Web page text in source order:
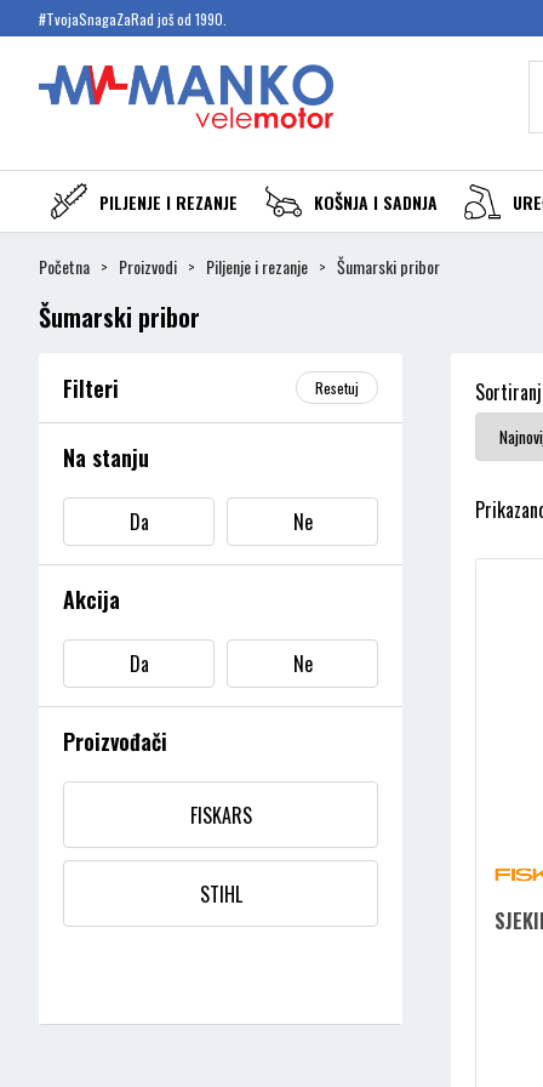
#TvojaSnagaZaRad još od 1990.
PILJENJE I REZANJE KOŠNJA I SADNJA
Početna Proizvodi Piljenje i rezanje Šumarski pribor
Šumarski pribor
Filteri Resetuj
Na stanju
Da Ne
Akcija
Da Ne
Proizvođači
FISKARS
STIHL